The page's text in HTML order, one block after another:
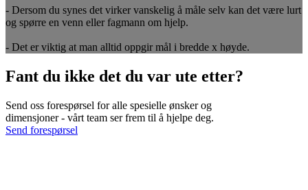
- Dersom du synes det virker vanskelig å måle selv kan det være lurt
og spørre en venn eller fagmann om hjelp.
- Det er viktig at man alltid oppgir mål i bredde x høyde.
Fant du ikke det du var ute etter?
Send oss forespørsel for alle spesielle ønsker og
dimensjoner - vårt team ser frem til å hjelpe deg.
Send forespørsel